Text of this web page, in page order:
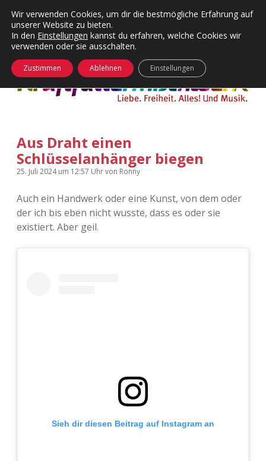
Kategorien
Menü
24 Hours Chilling
Die Wende
KFMW-Disco
kfmw.stuff
Kopfkinomusik
KFMW-Disco
Dates
Contact
Adventskalender
Dropdown-
Adventskalender 2010
Adventskalender 2011
Adventskalender 2017
Adventskalender 2018
facebook
instagram
rss soundcloud
vimeoBluesky
öffnen
Aus Draht einen
Schlüsselanhänger biegen
25. Juli 2024um 12:57 Uhrvon Ronny
Auch ein Handwerk oder eine Kunst, von dem oder
der ich bis eben nicht wusste, dass es oder sie
existiert. Aber geil.
Sieh dir diesen Beitrag auf Instagram an
Wir verwenden Cookies, um dir die bestmögliche Erfahrung auf
unserer Website zu bieten.
In den Einstellungen kannst du erfahren, welche Cookies wir
verwenden oder sie ausschalten.
Zustimmen Ablehnen Einstellungen